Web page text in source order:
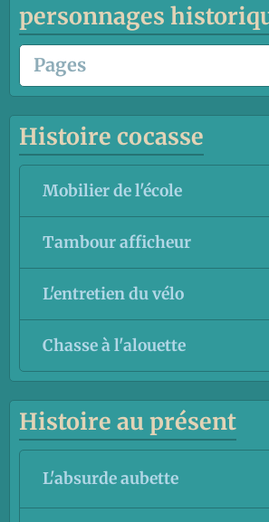
personnages
Histoire cocasse
Mobilier de l'école
Tambour afficheur
L'entretien du vélo
Chasse à l'alouette
Histoire au présent
L'absurde aubette